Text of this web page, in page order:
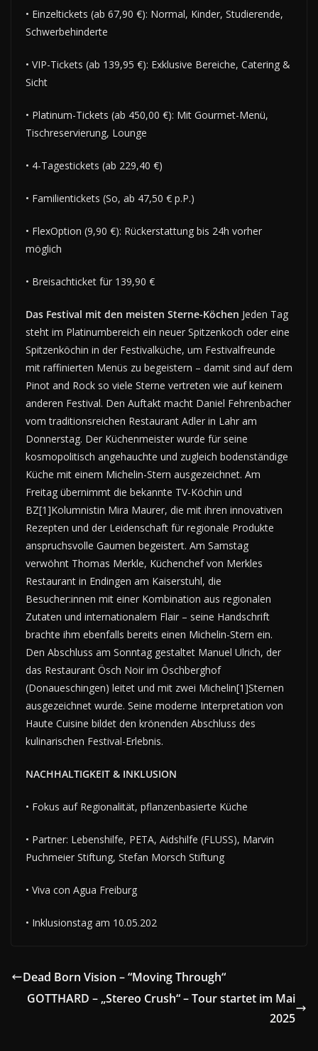
• Einzeltickets (ab 67,90 €): Normal, Kinder, Studierende,
Schwerbehinderte
• VIP-Tickets (ab 139,95 €): Exklusive Bereiche, Catering &
Sicht
• Platinum-Tickets (ab 450,00 €): Mit Gourmet-Menü,
Tischreservierung, Lounge
• 4-Tagestickets (ab 229,40 €)
• Familientickets (So, ab 47,50 € p.P.)
• FlexOption (9,90 €): Rückerstattung bis 24h vorher
möglich
• Breisachticket für 139,90 €
Das Festival mit den meisten Sterne-Köchen Jeden Tag
steht im Platinumbereich ein neuer Spitzenkoch oder eine
Spitzenköchin in der Festivalküche, um Festivalfreunde
mit raffinierten Menüs zu begeistern – damit sind auf dem
Pinot and Rock so viele Sterne vertreten wie auf keinem
anderen Festival. Den Auftakt macht Daniel Fehrenbacher
vom traditionsreichen Restaurant Adler in Lahr am
Donnerstag. Der Küchenmeister wurde für seine
kosmopolitisch angehauchte und zugleich bodenständige
Küche mit einem Michelin-Stern ausgezeichnet. Am
Freitag übernimmt die bekannte TV-Köchin und
BZ[1]Kolumnistin Mira Maurer, die mit ihren innovativen
Rezepten und der Leidenschaft für regionale Produkte
anspruchsvolle Gaumen begeistert. Am Samstag
verwöhnt Thomas Merkle, Küchenchef von Merkles
Restaurant in Endingen am Kaiserstuhl, die
Besucher:innen mit einer Kombination aus regionalen
Zutaten und internationalem Flair – seine Handschrift
brachte ihm ebenfalls bereits einen Michelin-Stern ein.
Den Abschluss am Sonntag gestaltet Manuel Ulrich, der
das Restaurant Ösch Noir im Öschberghof
(Donaueschingen) leitet und mit zwei Michelin[1]Sternen
ausgezeichnet wurde. Seine moderne Interpretation von
Haute Cuisine bildet den krönenden Abschluss des
kulinarischen Festival-Erlebnis.
NACHHALTIGKEIT & INKLUSION
• Fokus auf Regionalität, pflanzenbasierte Küche
• Partner: Lebenshilfe, PETA, Aidshilfe (FLUSS), Marvin
Puchmeier Stiftung, Stefan Morsch Stiftung
• Viva con Agua Freiburg
• Inklusionstag am 10.05.202
Dead Born Vision – “Moving Through“
GOTTHARD – „Stereo Crush“ – Tour startet im Mai
2025